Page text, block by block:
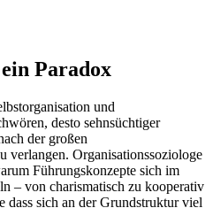
Paradox
und
desto sehnsüchtiger
der großen
verlangen. Organisationssoziologe
Führungskonzepte sich im
– von charismatisch zu kooperativ
dass sich an der Grundstruktur viel